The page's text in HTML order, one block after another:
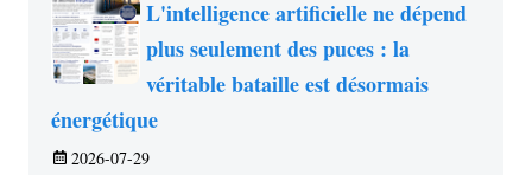
L'intelligence artificielle ne dépend
plus seulement des puces : la
véritable bataille est désormais
énergétique
2026-07-29